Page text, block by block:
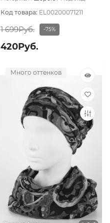
Код товара: EL00200071211
1 699Руб. -75%
420Руб.
Много оттенков